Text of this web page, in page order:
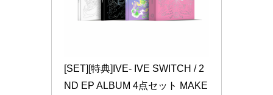
[SET][特典]IVE- IVE SWITCH / 2
ND EP ALBUM 4点セット MAKE